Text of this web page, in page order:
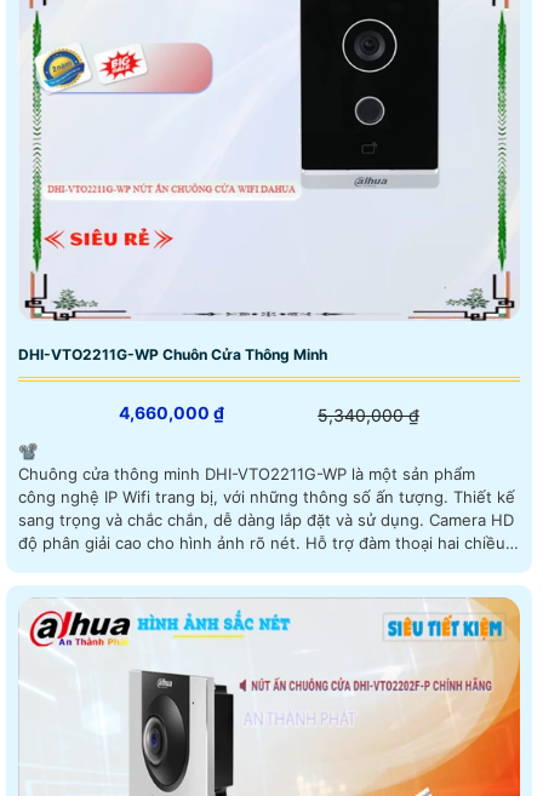
DHI-VTO2211G-WP Chuôn Cửa Thông Minh
4,660,000 ₫ 5,340,000 ₫
📽
Chuông cửa thông minh DHI-VTO2211G-WP là một sản phẩm
công nghệ IP Wifi trang bị, với những thông số ấn tượng. Thiết kế
sang trọng và chắc chắn, dễ dàng lắp đặt và sử dụng. Camera HD
độ phân giải cao cho hình ảnh rõ nét. Hỗ trợ đàm thoại hai chiều,
định, tương thích với đa dạng hệ điều hành. Hàng chính hãng,
đảm bảo chất lượng